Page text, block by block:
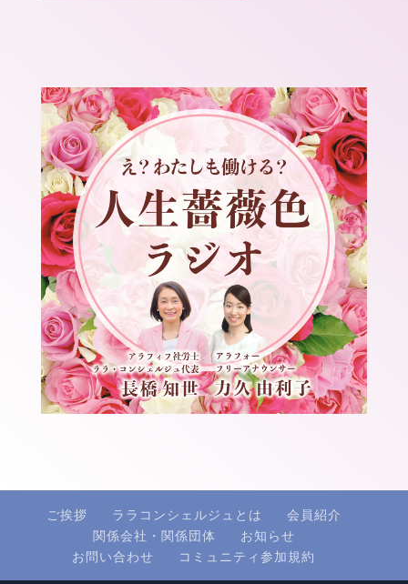
ご挨拶 ララコンシェルジュとは
会員紹介
関係会社・関係団体
お知らせ
お問い合わせ
コミュニティ参加規約